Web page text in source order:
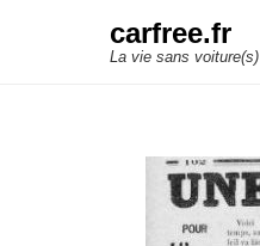
carfree.fr
La vie sans voiture(s)